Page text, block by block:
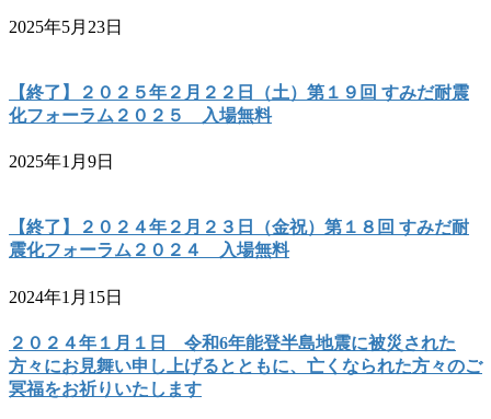
2025年5月23日
【終了】２０２５年２月２２日（土）第１９回 すみだ耐震
化フォーラム２０２５ 入場無料
2025年1月9日
【終了】２０２４年２月２３日（金祝）第１８回 すみだ耐
震化フォーラム２０２４ 入場無料
2024年1月15日
２０２４年１月１日 令和6年能登半島地震に被災された
方々にお見舞い申し上げるとともに、亡くなられた方々のご
冥福をお祈りいたします